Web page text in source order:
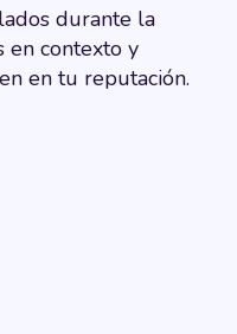
durante la
en contexto y
en tu reputación.